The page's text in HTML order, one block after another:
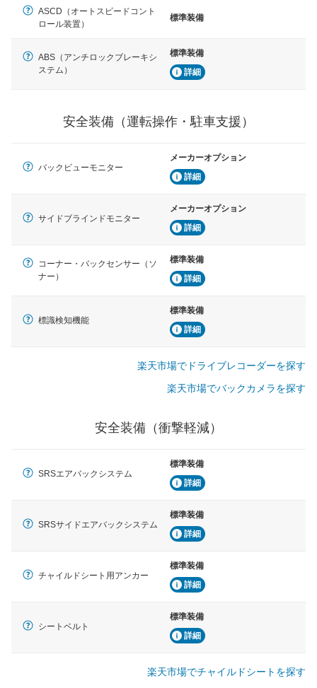
ASCD（オートスピードコント
ロール装置）
標準装備
ABS（アンチロックブレーキシ
ステム）
標準装備
詳細
安全装備（運転操作・駐車支援）
バックビューモニター
メーカーオプション
詳細
サイドブラインドモニター
メーカーオプション
詳細
コーナー・バックセンサー（ソ
ナー）
標準装備
詳細
標識検知機能
標準装備
詳細
楽天市場でドライブレコーダーを探す
楽天市場でバックカメラを探す
安全装備（衝撃軽減）
SRSエアバックシステム
標準装備
詳細
SRSサイドエアバックシステム
標準装備
詳細
チャイルドシート用アンカー
標準装備
詳細
シートベルト
標準装備
詳細
楽天市場でチャイルドシートを探す